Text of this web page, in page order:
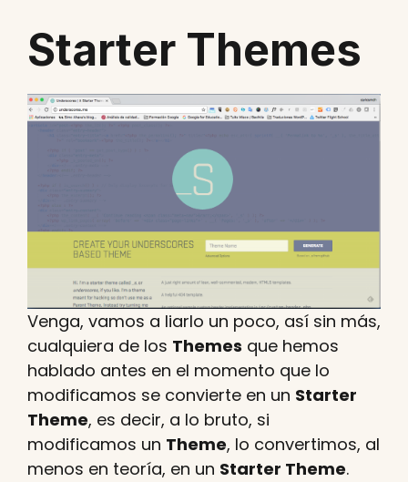
Starter Themes
Venga, vamos a liarlo un poco, así sin más,
cualquiera de los Themes que hemos
hablado antes en el momento que lo
modificamos se convierte en un Starter
Theme, es decir, a lo bruto, si
modificamos un Theme, lo convertimos, al
menos en teoría, en un Starter Theme.